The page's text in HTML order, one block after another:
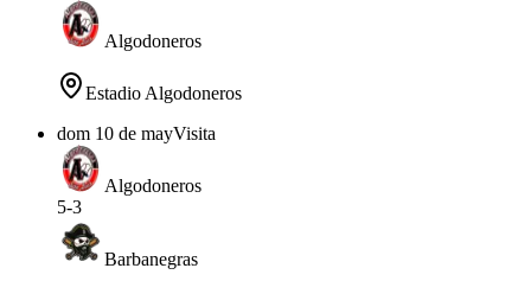
Algodoneros
Estadio Algodoneros
dom 10 de mayVisita
Algodoneros
5-3
Barbanegras